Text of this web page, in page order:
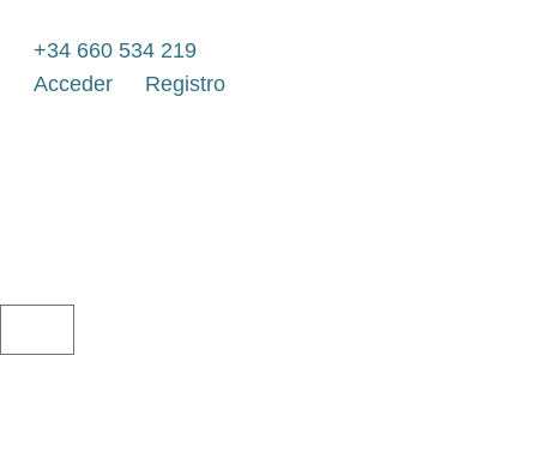
contenido
+34 660 534 219
Acceder
Registro